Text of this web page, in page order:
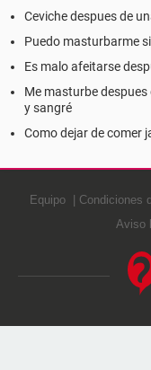
Ceviche despues de
Puedo masturbarme
Es malo afeitarse
Me masturbe despues
y sangré
Como dejar de comer
Equipo Condiciones
Aviso